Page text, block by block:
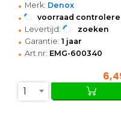
• Merk: Denox
• voorraad
• Levertijd: zoeken
• Garantie: 1 jaar
• Art.nr: EMG-600340
1